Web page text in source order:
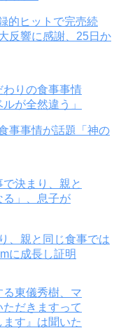
的ヒットで完売続
反響に感謝、25日か
事事情が話題「神の
、親と同じ食事では
に成長し証明